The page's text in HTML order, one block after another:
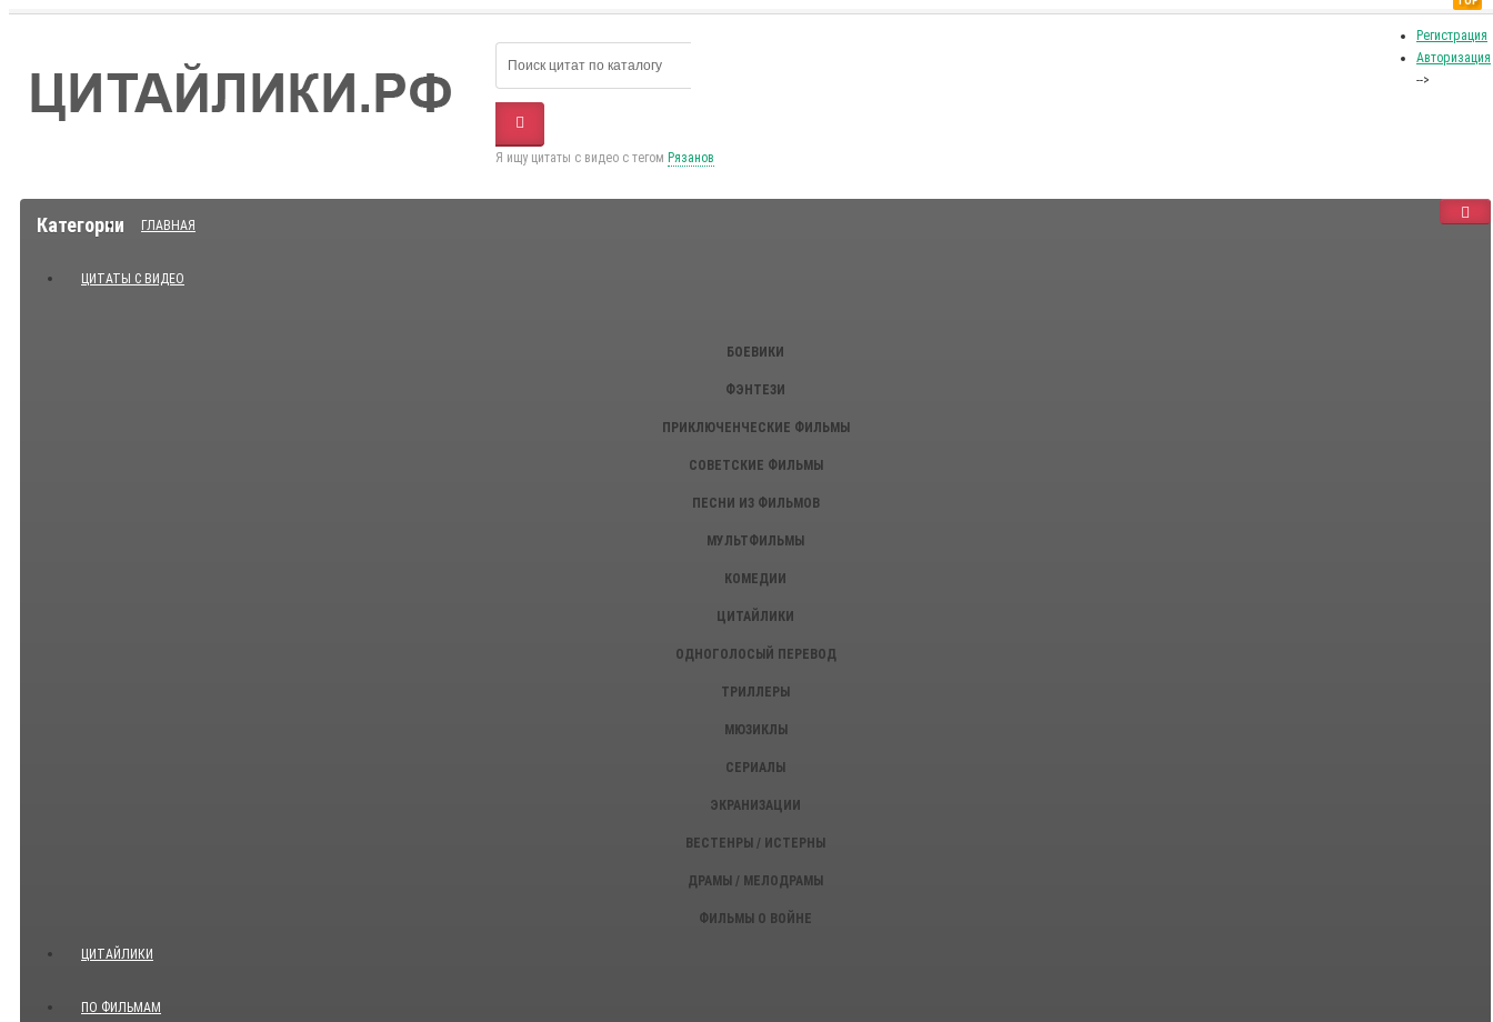
Регистрация
Авторизация
-->
Я ищу цитаты с видео с тегом Рязанов
Категории ГЛАВНАЯ
ЦИТАТЫ С ВИДЕО
БОЕВИКИ
ФЭНТЕЗИ
ПРИКЛЮЧЕНЧЕСКИЕ ФИЛЬМЫ
СОВЕТСКИЕ ФИЛЬМЫ
ПЕСНИ ИЗ ФИЛЬМОВ
МУЛЬТФИЛЬМЫ
КОМЕДИИ
ЦИТАЙЛИКИ
ОДНОГОЛОСЫЙ ПЕРЕВОД
ТРИЛЛЕРЫ
МЮЗИКЛЫ
СЕРИАЛЫ
ЭКРАНИЗАЦИИ
ВЕСТЕНРЫ / ИСТЕРНЫ
ДРАМЫ / МЕЛОДРАМЫ
ФИЛЬМЫ О ВОЙНЕ
ЦИТАЙЛИКИ
ПО ФИЛЬМАМ